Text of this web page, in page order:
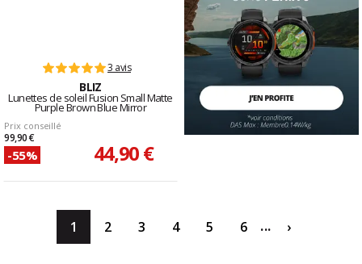
3 avis
BLIZ
Lunettes de soleil Fusion Small Matte
Purple Brown Blue Mirror
Prix conseillé
99,90 €
-55% 44,90 €
1 2 3 4 5 6 ... ›